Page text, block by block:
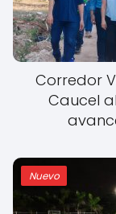
Corredor
Caucel
Nuevo